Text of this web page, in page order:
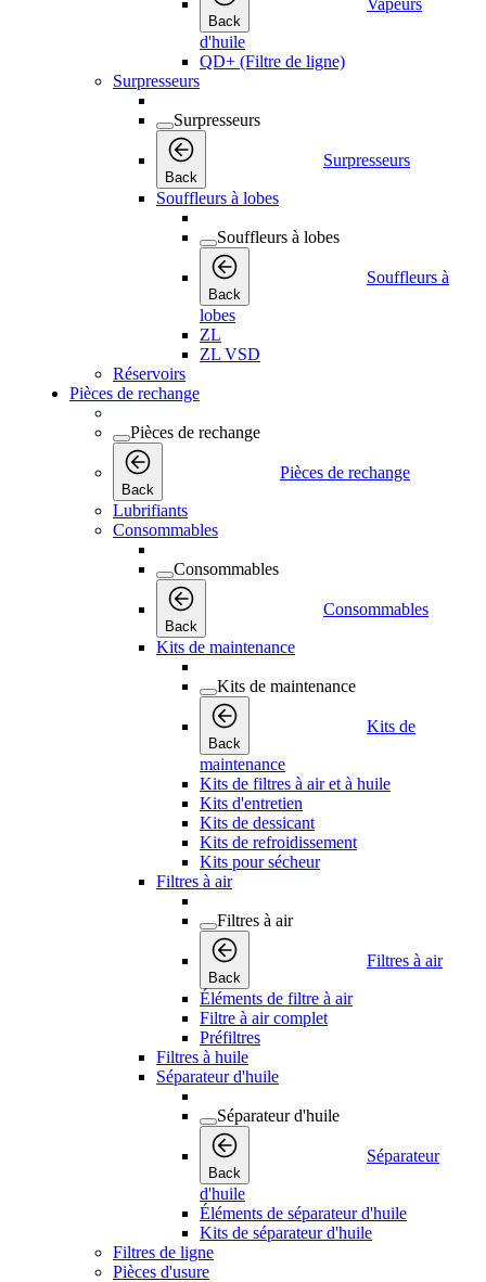
Back
Vapeurs
d'huile
QD+ (Filtre de ligne)
Surpresseurs
Surpresseurs
Back
Surpresseurs
Souffleurs à lobes
Souffleurs à lobes
Back
Souffleurs à
lobes
ZL
ZL VSD
Réservoirs
Pièces de rechange
Pièces de rechange
Back
Pièces de rechange
Lubrifiants
Consommables
Consommables
Back
Consommables
Kits de maintenance
Kits de maintenance
Back
Kits de
maintenance
Kits de filtres à air et à huile
Kits d'entretien
Kits de dessicant
Kits de refroidissement
Kits pour sécheur
Filtres à air
Filtres à air
Back
Filtres à air
Éléments de filtre à air
Filtre à air complet
Préfiltres
Filtres à huile
Séparateur d'huile
Séparateur d'huile
Back
Séparateur
d'huile
Éléments de séparateur d'huile
Kits de séparateur d'huile
Filtres de ligne
Pièces d'usure